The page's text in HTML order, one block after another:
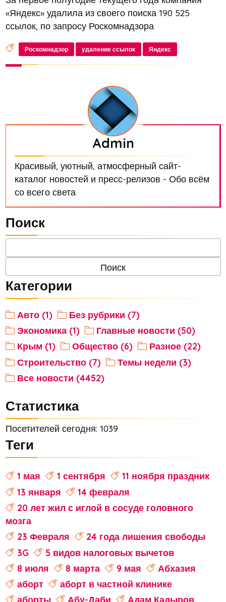
«Яндекс» удалила из своего поиска 190 525
ссылок, по запросу Роскомнадзора
Роскомнадзор удаление ссылок Яндекс
Admin
Красивый, уютный, атмосферный сайт-
каталог новостей и пресс-релизов - Обо всём
со всего света
Поиск
Категории
Авто (1)
Без рубрики (7)
Экономика (1)
Главные новости (50)
Крым (1)
Общество (6)
Разное (22)
Строительство (7)
Темы недели (3)
Все новости (4452)
Статистика
Посетителей сегодня: 1039
Теги
1 мая 1 сентября
11 ноября праздник
13 января
14 февраля
20 лет жил с иглой в сосуде головного
мозга
23 Февраля
24 года лишения свободы
3G
5 видов налоговых вычетов
8 июля
8 марта 9 мая
Абхазия
аборт
аборт в частной клинике
аборты
Абу-Даби Адам Кадыров